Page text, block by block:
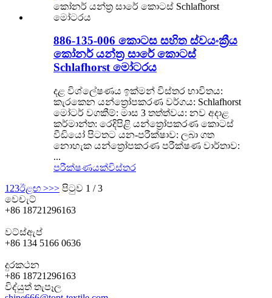
886-135-006 කොටස සහිත ස්වයංක්‍රීය
කෝනර් යන්ත්‍ර සාරේ කොටස්
Schlafhorst මෝටරය
දළ විශ්ලේෂණය ඉක්මන් විස්තර භාවිතය:
කැරකෙන යන්ත්‍රෝපකරණ වර්ගය: Schlafhorst
මෝටර් වගකීම්: මාස 3 තත්ත්වය: නව අදාළ
කර්මාන්ත: රෙදිපිළි යන්ත්‍රෝපකරණ කොටස්
වීඩියෝ පිටතට යන-පරීක්ෂාව: ලබා ගත
නොහැක යන්ත්‍රෝපකරණ පරීක්ෂණ වාර්තාව:
...
පරීක්ෂණයක්විස්තර
1 23ඊළඟ >>> පිටුව 1 / 3
වෙචැට්
+86 18721296163
වට්ස්ඇප්
+86 134 5166 0636
දුරකථන
+86 18721296163
විද්යුත් තැපෑල